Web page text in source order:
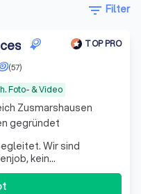
filter_list Filter
TOP PRO
Foto- & Video
(57)
Wir sind
kein
zurück-Garantie.
ab 885 € (4h).
Zusmarshausen
gegründet